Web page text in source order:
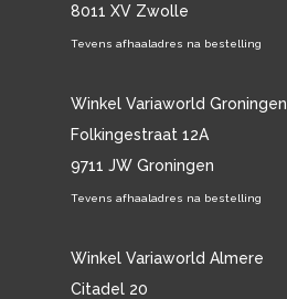
8011 XV Zwolle
Tevens afhaaladres na bestelling
Winkel Variaworld Groningen
Folkingestraat 12A
9711 JW Groningen
Tevens afhaaladres na bestelling
Winkel Variaworld Almere
Citadel 20